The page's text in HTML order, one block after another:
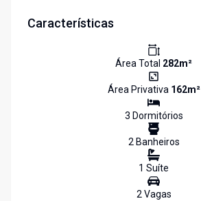
Características
Área Total 282m²
Área Privativa 162m²
3 Dormitórios
2Banheiros
1 Suíte
2Vagas